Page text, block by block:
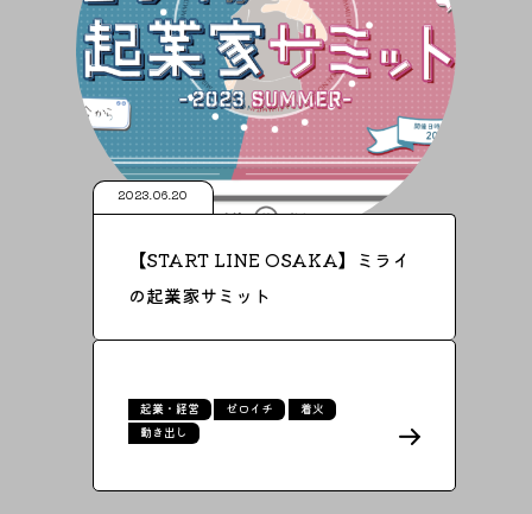
2023.06.20
【START LINE OSAKA】ミライ
の起業家サミット
起業・経営 ゼロイチ
着火
動き出し